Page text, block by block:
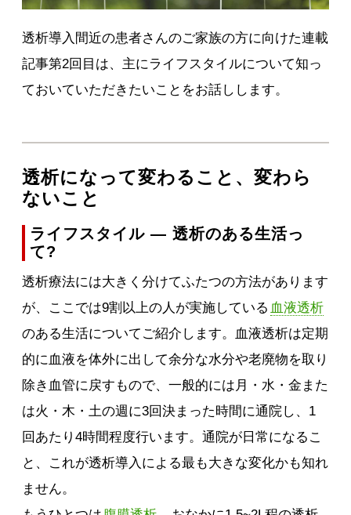
透析導入間近の患者さんのご家族の方に向けた連載
記事第2回目は、主にライフスタイルについて知っ
ておいていただきたいことをお話しします。
透析になって変わること、変わら
ないこと
ライフスタイル ― 透析のある生活っ
て?
透析療法には大きく分けてふたつの方法があります
が、ここでは9割以上の人が実施している 血液透析
のある生活についてご紹介します。血液透析は定期
的に血液を体外に出して余分な水分や老廃物を取り
除き血管に戻すもので、一般的には月・水・金また
は火・木・土の週に3回決まった時間に通院し、1
回あたり4時間程度行います。通院が日常になるこ
と、これが透析導入による最も大きな変化かも知れ
ません。